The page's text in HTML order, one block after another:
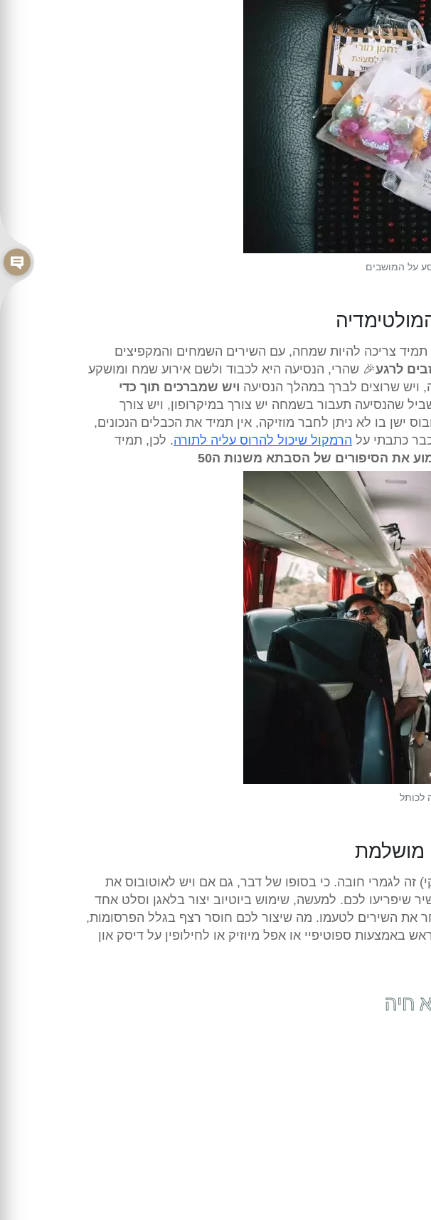
על המושבים
תמיד צריכה להיות שמחה, עם השירים השמחים והמקפיצים
לרגע🎉 שהרי, הנסיעה היא לכבוד ולשם אירוע שמח ומושקע
ויש שרוצים לברך במהלך הנסיעה ויש שמברכים תוך כדי
שהנסיעה תעבור בשמחה יש צורך במיקרופון, ויש צורך
ישן בו לא ניתן לחבר מוזיקה, אין תמיד את הכבלים הנכונים,
כתבתי על הרמקול שיכול להרוס עליה לתורה. לכן, תמיד
את הסיפורים של הסבתא משנות ה50
לכותל
מושלמת
זה לגמרי חובה. כי בסופו של דבר, גם אם ויש לאוטובוס את
שיפריעו לכם. למעשה, שימוש ביוטיוב יצור בלאגן וסלט אחד
את השירים לטעמו. מה שיצור לכם חוסר רצף בגלל הפרסומות,
באמצעות ספוטיפיי או אפל מיוזיק או לחילופין על דיסק און
חיה